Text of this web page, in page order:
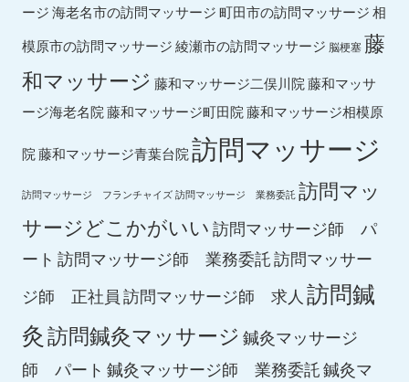
ージ海老名市の訪問マッサージ町田市の訪問マッサージ相
模原市の訪問マッサージ綾瀬市の訪問マッサージ 脳梗塞藤
和マッサージ 藤和マッサージ二俣川院藤和マッサ
ージ海老名院藤和マッサージ町田院藤和マッサージ相模原
院藤和マッサージ青葉台院訪問マッサージ
訪問マッサージ フランチャイズ 訪問マッサージ 業務委託 訪問マッ
サージどこかがいい 訪問マッサージ師 パ
ート 訪問マッサージ師 業務委託訪問マッサー
ジ師 正社員 訪問マッサージ師 求人 訪問鍼
灸訪問鍼灸マッサージ 鍼灸マッサージ
師 パート 鍼灸マッサージ師 業務委託鍼灸マ